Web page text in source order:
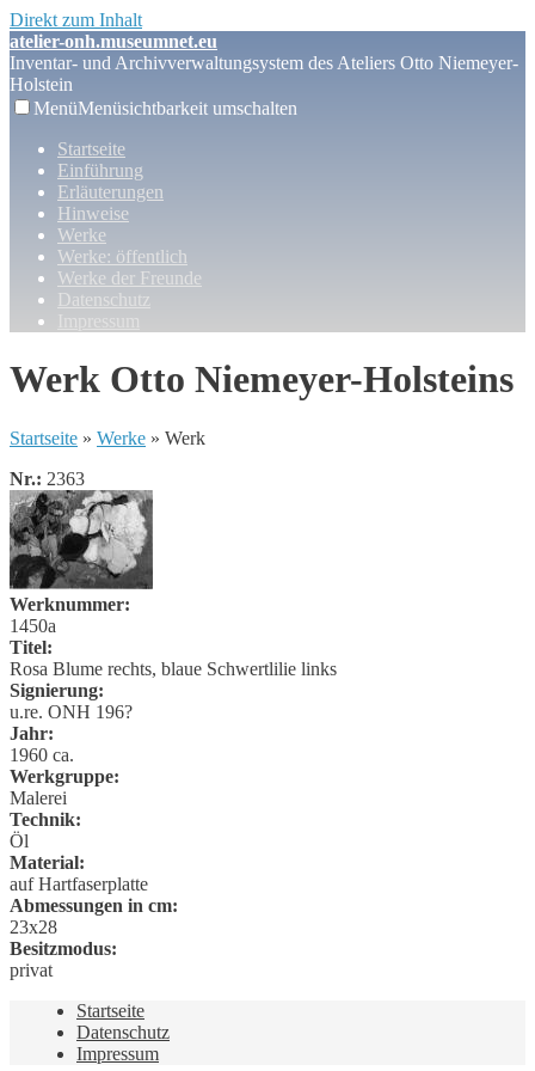
Direkt zum Inhalt
atelier-onh.museumnet.eu
Inventar- und Archivverwaltungsystem des Ateliers Otto Niemeyer-
Holstein
MenüMenüsichtbarkeit umschalten
Startseite
Einführung
Erläuterungen
Hinweise
Werke
Werke: öffentlich
Werke der Freunde
Datenschutz
Impressum
Werk Otto Niemeyer-Holsteins
Startseite » Werke » Werk
Nr.: 2363
Werknummer:
1450a
Titel:
Rosa Blume rechts, blaue Schwertlilie links
Signierung:
u.re. ONH 196?
Jahr:
1960 ca.
Werkgruppe:
Malerei
Technik:
Öl
Material:
auf Hartfaserplatte
Abmessungen in cm:
23x28
Besitzmodus:
privat
Startseite
Datenschutz
Impressum